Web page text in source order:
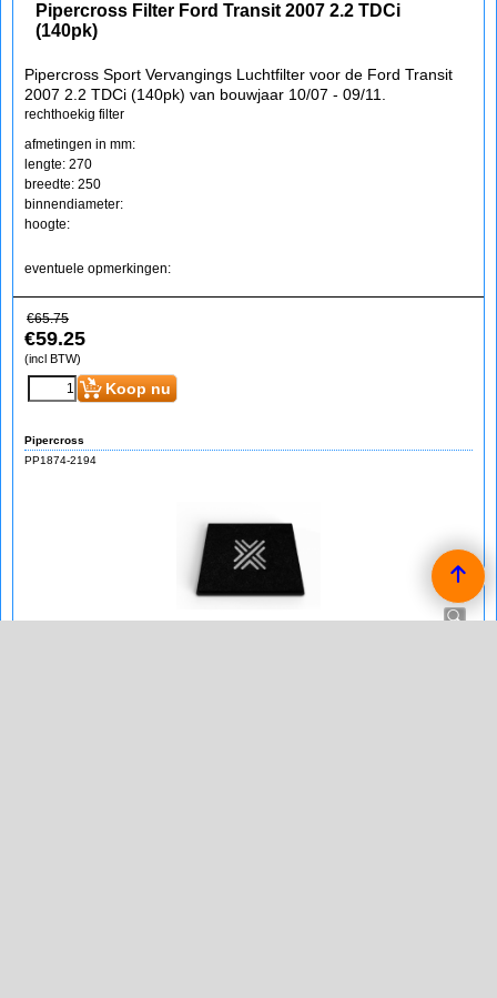
Pipercross Filter Ford Transit 2007 2.2 TDCi
(140pk)
Pipercross Sport Vervangings Luchtfilter voor de Ford Transit
2007 2.2 TDCi (140pk) van bouwjaar 10/07 - 09/11.
rechthoekig filter
afmetingen in mm:
lengte: 270
breedte: 250
binnendiameter:
hoogte:
eventuele opmerkingen:
€65.75
€59.25
(incl BTW)
Koop nu
Pipercross
PP1874-2194